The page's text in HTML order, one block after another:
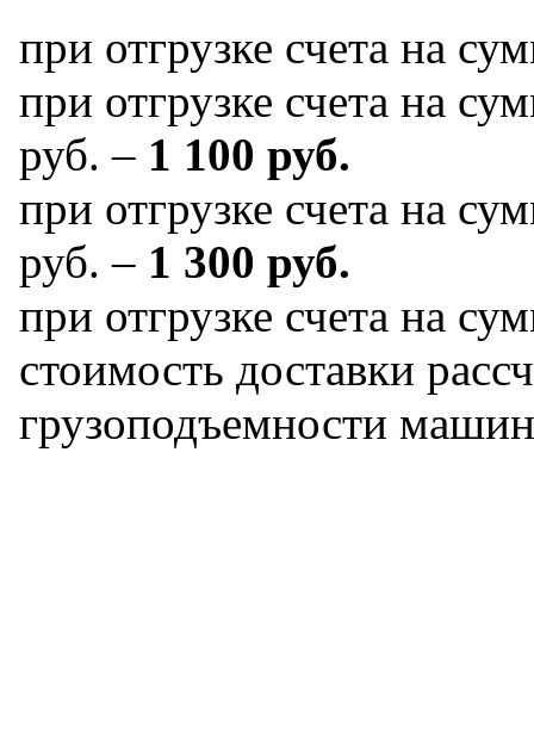
при отгрузке счета на
при отгрузке счета на
руб. – 1 100 руб.
при отгрузке счета на
руб. – 1 300 руб.
при отгрузке счета на
стоимость доставки
грузоподъемности